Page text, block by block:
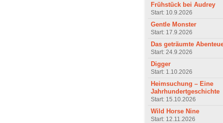
Frühstück bei Audrey
Start: 10.9.2026
Gentle Monster
Start: 17.9.2026
Das geträumte
Start: 24.9.2026
Digger
Start: 1.10.2026
Heimsuchung – Eine
Jahrhundertgeschichte
Start: 15.10.2026
Wild Horse Nine
Start: 12.11.2026